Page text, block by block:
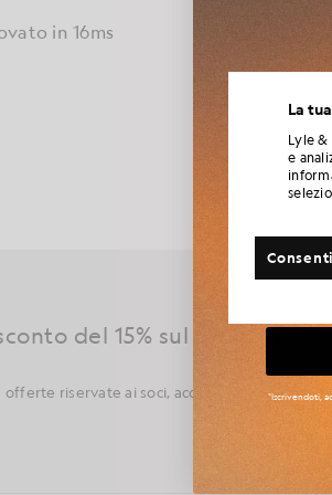
in 16ms
mondo, e
motivi
del 15% sul tuo primo
riservate ai soci, accesso anticipato e
La
Lyle
e
Altre
*Iscrivendoti,